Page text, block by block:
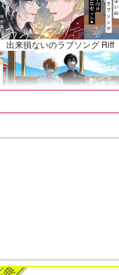
出来損ないのラブソング Riff